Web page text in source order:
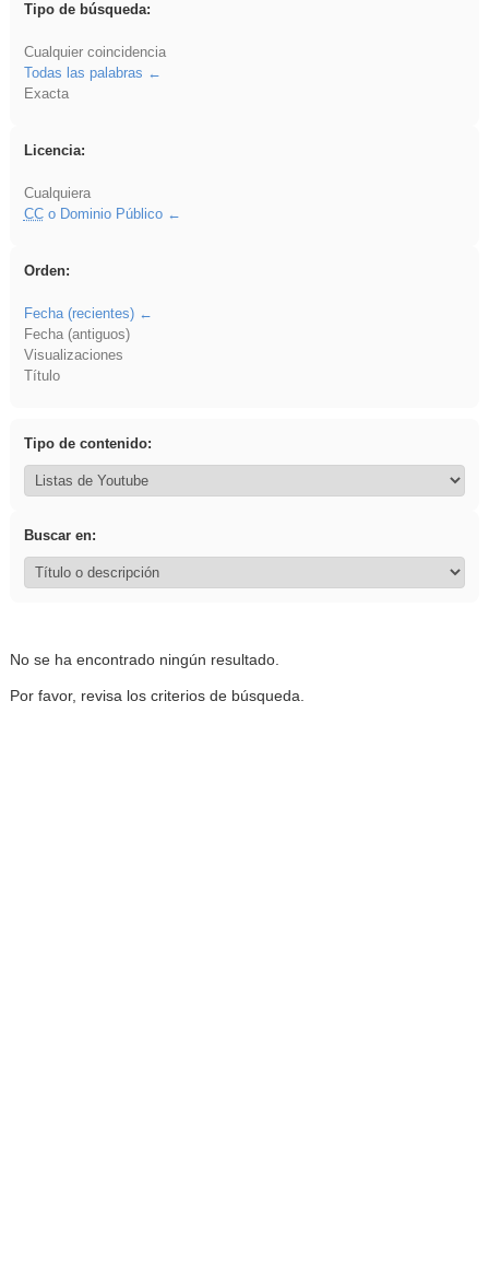
Tipo de búsqueda:
Cualquier coincidencia
Todas las palabras
Exacta
Licencia:
Cualquiera
CCo Dominio Público
Orden:
Fecha (recientes)
Fecha (antiguos)
Visualizaciones
Título
Tipo de contenido:
Buscar en:
No se ha encontrado ningún resultado.
Por favor, revisa los criterios de búsqueda.